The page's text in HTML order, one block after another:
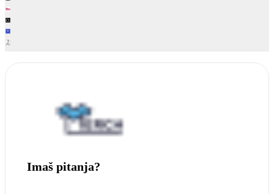
Imaš pitanja?